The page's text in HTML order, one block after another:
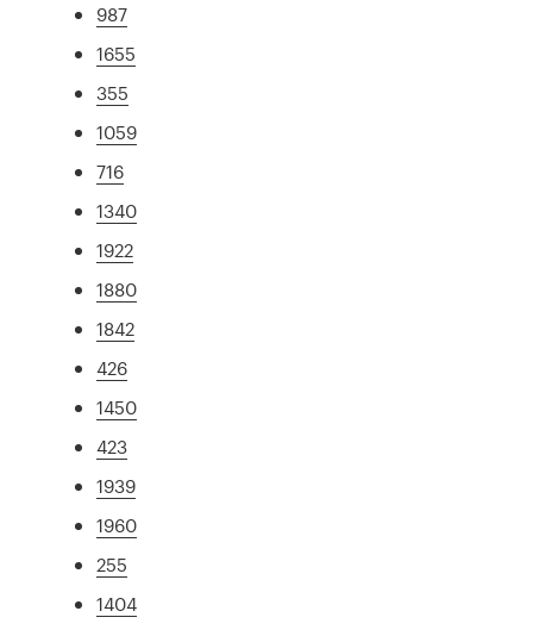
987
1655
355
1059
716
1340
1922
1880
1842
426
1450
423
1939
1960
255
1404